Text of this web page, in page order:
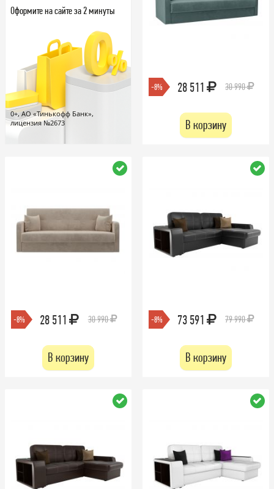
Оформите на сайте за 2 минуты
0+, АО «Тинькофф Банк»,
лицензия №2673
-8% 28 511 30 990
В корзину
-8% 28 511 30 990
В корзину
-8% 73 591 79 990
В корзину